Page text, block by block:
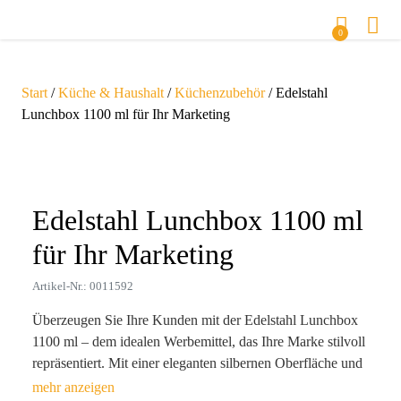
0
Start /Küche & Haushalt /Küchenzubehör/ Edelstahl
Lunchbox 1100 ml für Ihr Marketing
Zoom
Edelstahl Lunchbox 1100 ml
für Ihr Marketing
Artikel-Nr.: 0011592
Überzeugen Sie Ihre Kunden mit der Edelstahl Lunchbox
1100 ml – dem idealen Werbemittel, das Ihre Marke stilvoll
repräsentiert. Mit einer eleganten silbernen Oberfläche und
einem durchdachten Design (20 x 14,5 x 6,2 cm, 340 g)